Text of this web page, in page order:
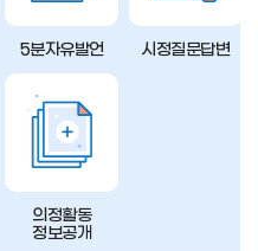
5분자유발언 시정질문답변
의정활동
정보공개